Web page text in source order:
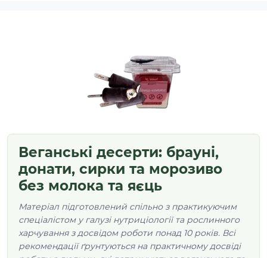
Веганські десерти: брауні,
донати, сирки та морозиво
без молока та яєць
Матеріал підготовлений спільно з практикуючим
спеціалістом у галузі нутриціології та рослинного
харчування з досвідом роботи понад 10 років. Всі
рекомендації ґрунтуються на практичному досвіді